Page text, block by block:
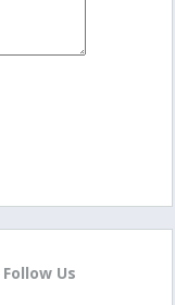
Follow Us